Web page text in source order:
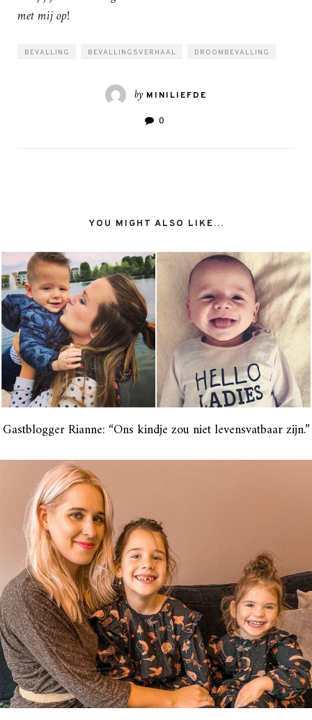
met mij op!
BEVALLING BEVALLINGSVERHAAL DROOMBEVALLING
by MINILIEFDE
0
YOU MIGHT ALSO LIKE...
Gastblogger Rianne: “Ons kindje zou niet levensvatbaar zijn.”